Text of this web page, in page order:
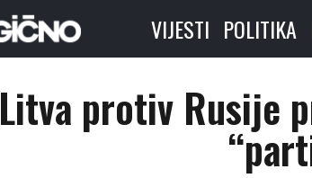
VIJESTI POLITIKA
Litva protiv Rusije